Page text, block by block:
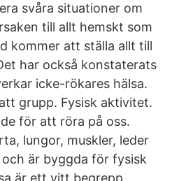
svåra situationer om
till allt hemskt som
kommer att ställa allt till
har också konstaterats
icke-rökares hälsa.
grupp. Fysisk aktivitet.
för att röra på oss.
lungor, muskler, leder
är byggda för fysisk
är ett vitt begrepp.